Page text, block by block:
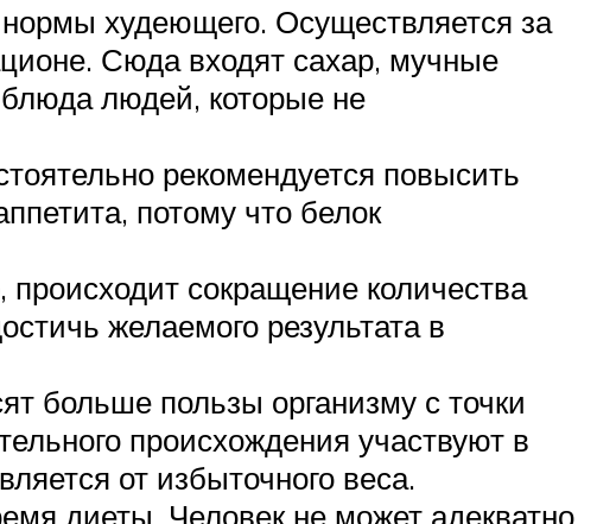
худеющего. Осуществляется за
Сюда входят сахар, мучные
людей, которые не
рекомендуется повысить
потому что белок
сокращение количества
желаемого результата в
больше пользы организму с точки
происхождения участвуют в
от избыточного веса.
диеты. Человек не может адекватно